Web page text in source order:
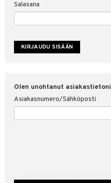
Tuotemerkkejä
Salasana
Olen unohtanut asiakastietoni
Asiakasnumero/Sähköposti
myyntiehdot
suojaus